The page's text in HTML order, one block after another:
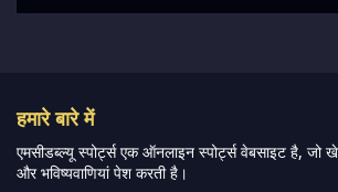
हमारे बारे में
एमसीडब्ल्यू स्पोर्ट्स एक ऑनलाइन स्पोर्ट्स वेबसाइट है, जो
और भविष्यवाणियां पेश करती है।